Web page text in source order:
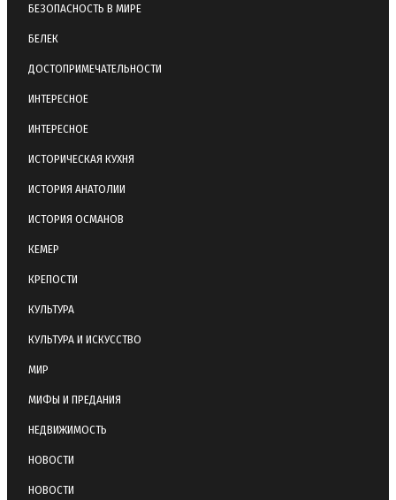
БЕЗОПАСНОСТЬ В МИРЕ
БЕЛЕК
ДОСТОПРИМЕЧАТЕЛЬНОСТИ
ИНТЕРЕСНОЕ
ИНТЕРЕСНОЕ
ИСТОРИЧЕСКАЯ КУХНЯ
ИСТОРИЯ АНАТОЛИИ
ИСТОРИЯ ОСМАНОВ
КЕМЕР
КРЕПОСТИ
КУЛЬТУРА
КУЛЬТУРА И ИСКУССТВО
МИР
МИФЫ И ПРЕДАНИЯ
НЕДВИЖИМОСТЬ
НОВОСТИ
НОВОСТИ